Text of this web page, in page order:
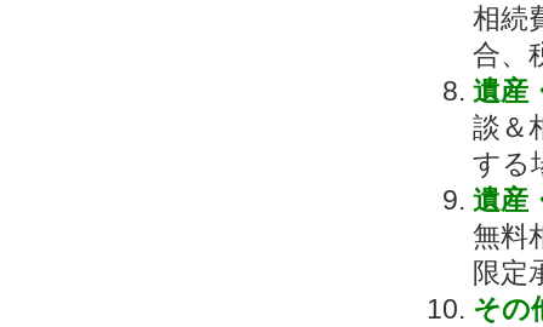
相続
合、
遺産
談＆
する
遺産
無料
限定
その